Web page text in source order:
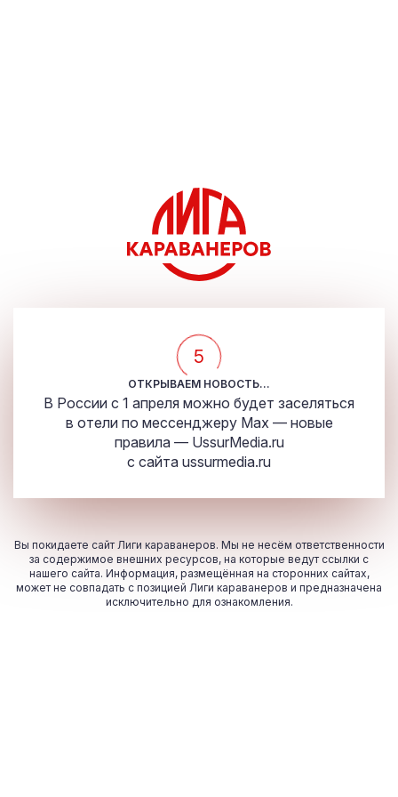
5
ОТКРЫВАЕМ НОВОСТЬ...
В России с 1 апреля можно будет заселяться
в отели по мессенджеру Max — новые
правила — UssurMedia.ru
с сайта ussurmedia.ru
Вы покидаете сайт Лиги караванеров. Мы не несём ответственности
за содержимое внешних ресурсов, на которые ведут ссылки с
нашего сайта. Информация, размещённая на сторонних сайтах,
может не совпадать с позицией Лиги караванеров и предназначена
исключительно для ознакомления.